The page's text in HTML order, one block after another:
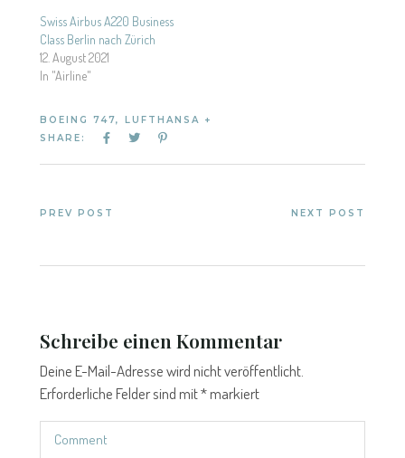
Swiss Airbus A220 Business
Class Berlin nach Zürich
12. August 2021
In "Airline"
BOEING 747,
LUFTHANSA +
SHARE:
PREV POST NEXT POST
Schreibe einen Kommentar
Deine E-Mail-Adresse wird nicht veröffentlicht.
Erforderliche Felder sind mit*markiert